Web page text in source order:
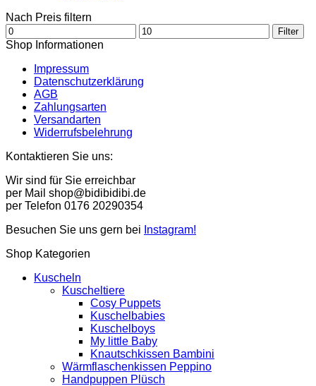
Nach Preis filtern
Min.
Preis
Max.
Preis
Filter
Shop Informationen
Impressum
Datenschutzerklärung
AGB
Zahlungsarten
Versandarten
Widerrufsbelehrung
Kontaktieren Sie uns:
Wir sind für Sie erreichbar
per Mail shop@bidibidibi.de
per Telefon 0176 20290354
Besuchen Sie uns gern bei Instagram!
Shop Kategorien
Kuscheln
Kuscheltiere
Cosy Puppets
Kuschelbabies
Kuschelboys
My little Baby
Knautschkissen Bambini
Wärmflaschenkissen Peppino
Handpuppen Plüsch